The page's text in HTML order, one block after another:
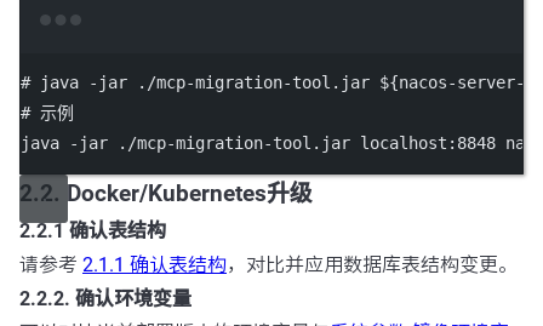
# java -jar ./mcp-migration-tool.jar ${nacos-server-
# 示例
java
-jar ./mcp-migration-tool.jar localhost:8848
2.2. Docker/Kubernetes升级
2.2.1 确认表结构
请参考 2.1.1 确认表结构，对比并应用数据库表结构变更。
2.2.2. 确认环境变量